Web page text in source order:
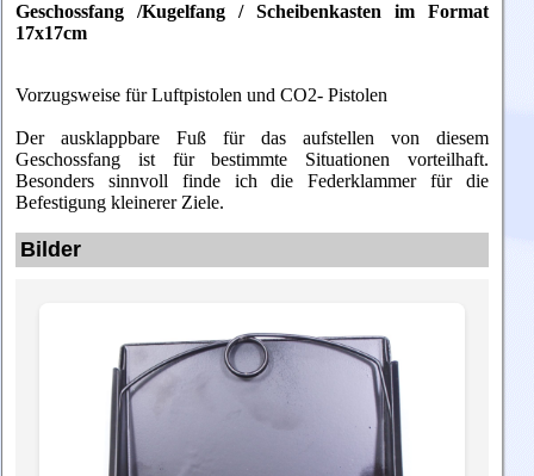
Geschossfang /Kugelfang / Scheibenkasten im Format
17x17cm
Vorzugsweise für Luftpistolen und CO2- Pistolen
Der ausklappbare Fuß für das aufstellen von diesem
Geschossfang ist für bestimmte Situationen vorteilhaft.
Besonders sinnvoll finde ich die Federklammer für die
Befestigung kleinerer Ziele.
Bilder